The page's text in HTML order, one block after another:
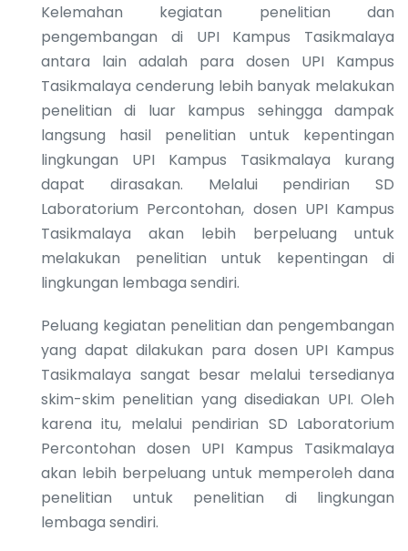
Kelemahan kegiatan penelitian dan
pengembangan di UPI Kampus Tasikmalaya
antara lain adalah para dosen UPI Kampus
Tasikmalaya cenderung lebih banyak melakukan
penelitian di luar kampus sehingga dampak
langsung hasil penelitian untuk kepentingan
lingkungan UPI Kampus Tasikmalaya kurang
dapat dirasakan. Melalui pendirian SD
Laboratorium Percontohan, dosen UPI Kampus
Tasikmalaya akan lebih berpeluang untuk
melakukan penelitian untuk kepentingan di
lingkungan lembaga sendiri.
Peluang kegiatan penelitian dan pengembangan
yang dapat dilakukan para dosen UPI Kampus
Tasikmalaya sangat besar melalui tersedianya
skim-skim penelitian yang disediakan UPI. Oleh
karena itu, melalui pendirian SD Laboratorium
Percontohan dosen UPI Kampus Tasikmalaya
akan lebih berpeluang untuk memperoleh dana
penelitian untuk penelitian di lingkungan
lembaga sendiri.